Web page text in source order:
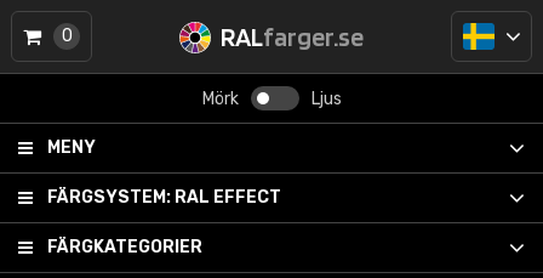
RALfarger.se
Mörk Ljus
MENY
FÄRGSYSTEM: RAL EFFECT
FÄRGKATEGORIER
0